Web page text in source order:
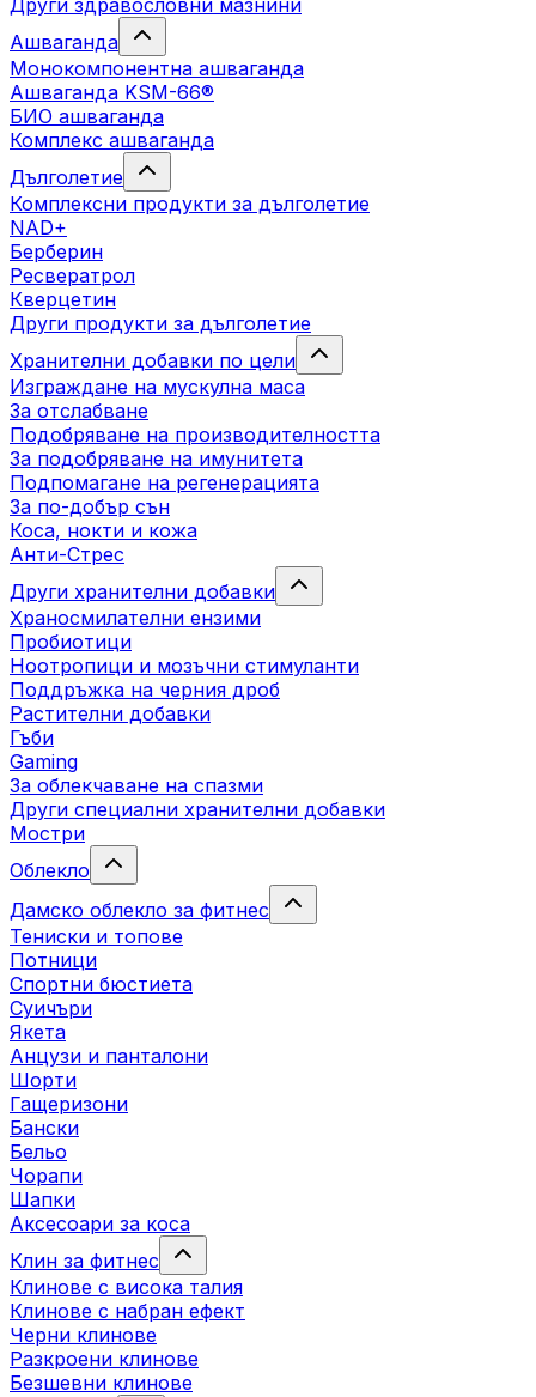
Други здравословни мазнини
Ашваганда
Монокомпонентна ашваганда
Ашваганда KSM-66®
БИО ашваганда
Комплекс ашваганда
Дълголетие
Комплексни продукти за дълголетие
NAD+
Берберин
Ресвератрол
Кверцетин
Други продукти за дълголетие
Хранителни добавки по цели
Изграждане на мускулна маса
За отслабване
Подобряване на производителността
За подобряване на имунитета
Подпомагане на регенерацията
За по-добър сън
Коса, нокти и кожа
Анти-Стрес
Други хранителни добавки
Храносмилателни ензими
Пробиотици
Ноотропици и мозъчни стимуланти
Поддръжка на черния дроб
Растителни добавки
Гъби
Gaming
За облекчаване на спазми
Други специални хранителни добавки
Мостри
Облекло
Дамско облекло за фитнес
Тениски и топове
Потници
Спортни бюстиета
Суичъри
Якета
Aнцузи и панталони
Шорти
Гащеризони
Бански
Бельо
Чорапи
Шапки
Аксесоари за коса
Клин за фитнес
Клинове с висока талия
Клинове с набран ефект
Черни клинове
Разкроени клинове
Безшевни клинове